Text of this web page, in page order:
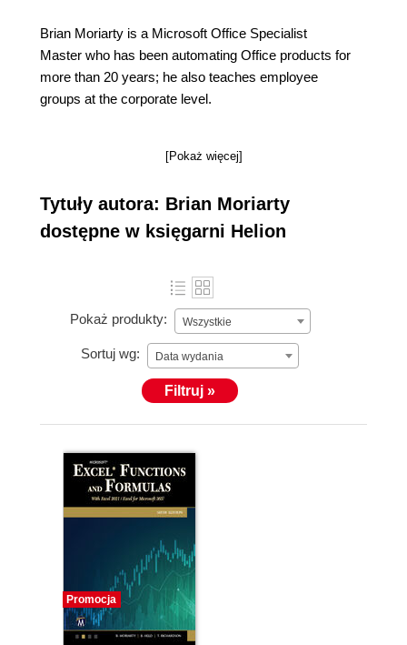
Brian Moriarty is a Microsoft Office Specialist
Master who has been automating Office products for
more than 20 years; he also teaches employee
groups at the corporate level.
[Pokaż więcej]
Tytuły autora: Brian Moriarty
dostępne w księgarni Helion
Pokaż produkty: Wszystkie
Sortuj wg: Data wydania
Filtruj »
Promocja